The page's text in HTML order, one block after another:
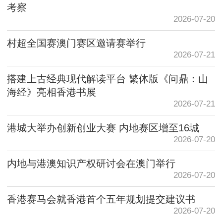
考察
2026-07-20
村超全国赛澳门赛区邀请赛举行
2026-07-21
搭建上古经典现代解读平台 繁体版《问鼎：山
海经》亮相香港书展
2026-07-21
港城大举办创新创业大赛 内地赛区增至16城
2026-07-20
内地与港澳知识产权研讨会在澳门举行
2026-07-20
香港赛马会就香港首个五年规划提交建议书
2026-07-20